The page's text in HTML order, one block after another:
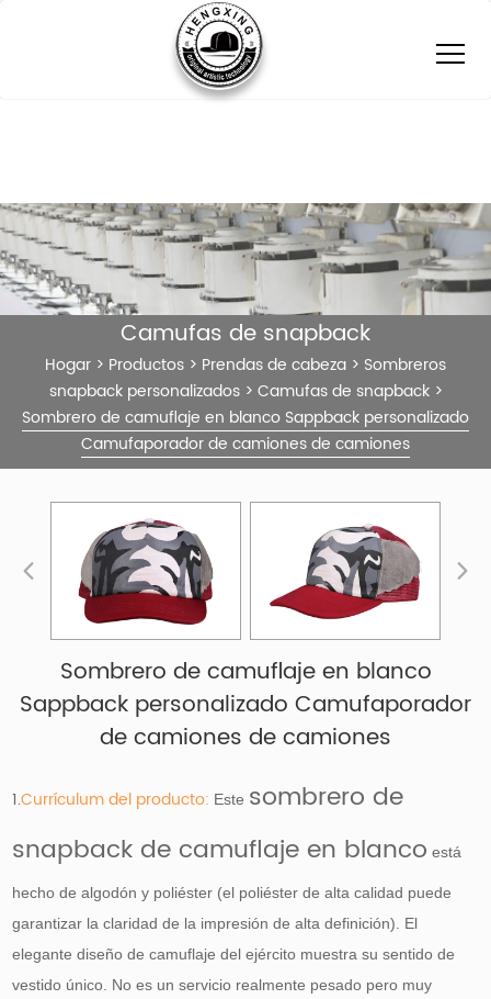
Camufas de snapback
Hogar > Productos > Prendas de cabeza > Sombreros
snapback personalizados> Camufas de snapback>
Sombrero de camuflaje en blanco Sappback personalizado
Camufaporador de camiones de camiones
Sombrero de camuflaje en blanco
Sappback personalizado Camufaporador
de camiones de camiones
1.Currículum del producto: Este sombrero de
snapback de camuflaje en blanco está
hecho de algodón y poliéster (el poliéster de alta calidad puede
garantizar la claridad de la impresión de alta definición). El
elegante diseño de camuflaje del ejército muestra su sentido de
vestido único. No es un servicio realmente pesado pero muy